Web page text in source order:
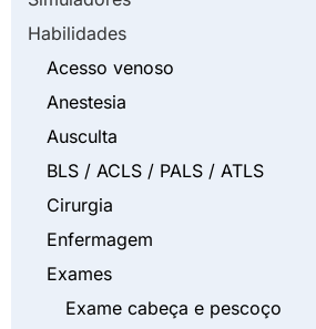
Habilidades
Acesso venoso
Anestesia
Ausculta
BLS / ACLS / PALS / ATLS
Cirurgia
Enfermagem
Exames
Exame cabeça e pescoço